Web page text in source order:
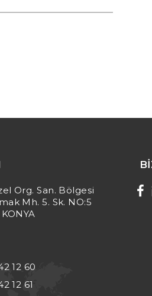
Org. San. Bölgesi
Mh. 5. Sk. NO:5
12 60
12 61